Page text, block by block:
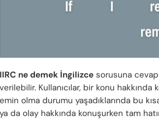
IIRC ne demek İngilizce sorusuna
verilebilir. Kullanıcılar, bir konu
emin olma durumu yaşadıklarında bu
ya da olay hakkında konuşurken tam